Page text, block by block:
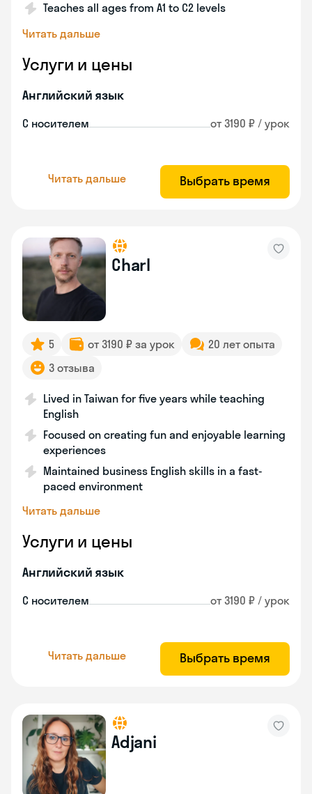
Teaches all ages from A1 to C2 levels
Читать дальше
Услуги и цены
Английский язык
С носителем от 3190 ₽ / урок
Читать дальше Выбрать время
Charl
5 от 3190 ₽ за урок
20 лет опыта
3 отзыва
Lived in Taiwan for five years while teaching
English
Focused on creating fun and enjoyable learning
experiences
Maintained business English skills in a fast-
paced environment
Читать дальше
Услуги и цены
Английский язык
С носителем от 3190 ₽ / урок
Читать дальше Выбрать время
Adjani